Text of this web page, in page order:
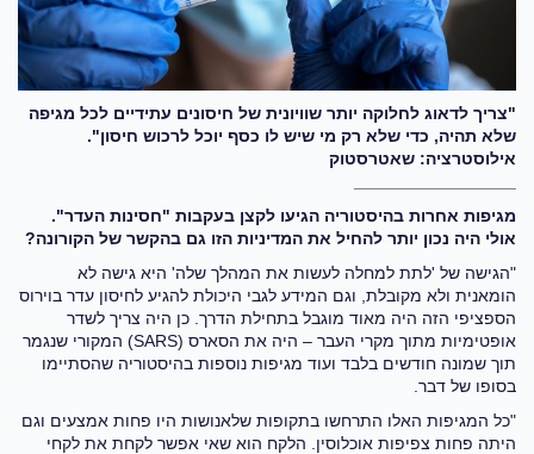
"צריך לדאוג לחלוקה יותר שוויונית של חיסונים עתידיים לכל מגיפה
שלא תהיה, כדי שלא רק מי שיש לו כסף יוכל לרכוש חיסון".
אילוסטרציה: שאטרסטוק
מגיפות אחרות בהיסטוריה הגיעו לקצן בעקבות "חסינות העדר".
אולי היה נכון יותר להחיל את המדיניות הזו גם בהקשר של הקורונה?
"הגישה של 'לתת למחלה לעשות את המהלך שלה' היא גישה לא
הומאנית ולא מקובלת, וגם המידע לגבי היכולת להגיע לחיסון עדר בוירוס
הספציפי הזה היה מאוד מוגבל בתחילת הדרך. כן היה צריך לשדר
אופטימיות מתוך מקרי העבר – היה את הסארס (SARS) המקורי שנגמר
תוך שמונה חודשים בלבד ועוד מגיפות נוספות בהיסטוריה שהסתיימו
בסופו של דבר.
"כל המגיפות האלו התרחשו בתקופות שלאנושות היו פחות אמצעים וגם
היתה פחות צפיפות אוכלוסין. הלקח הוא שאי אפשר לקחת את לקחי